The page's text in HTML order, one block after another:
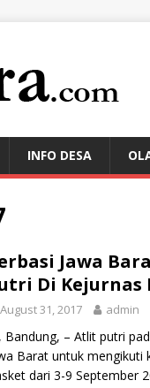
INFO DESA
Jawa
Di Kejurnas
August 31, 2017 admin
Bandung, – Atlit putri
Barat untuk mengikuti
dari 3-9 September